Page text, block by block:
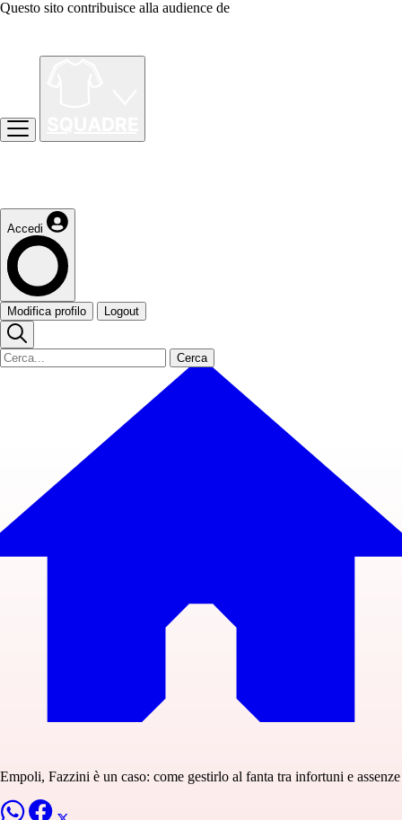
Questo sito contribuisce alla audience de
Accedi
Modifica profilo Logout
Cerca
Empoli, Fazzini è un caso: come gestirlo al fanta tra infortuni e assenze